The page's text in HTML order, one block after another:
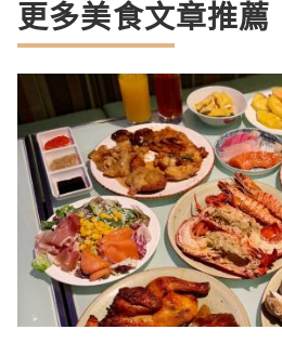
更多美食文章推薦